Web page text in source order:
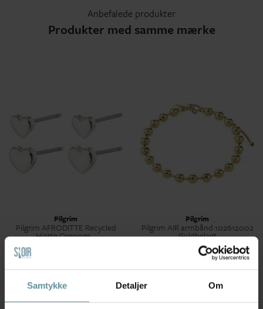
Samtykke Detaljer Om
Anbefalede produkter
Produkter med samme mærke
Pilgrim
Pilgrim AFRODITTE Recycled
Hjerte Øreringe...
Pilgrim
Pilgrim AIR armbånd 102612002
Guldbelagt
299,00 kr